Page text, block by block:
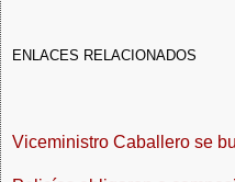
ENLACES RELACIONADOS
Viceministro Caballero se